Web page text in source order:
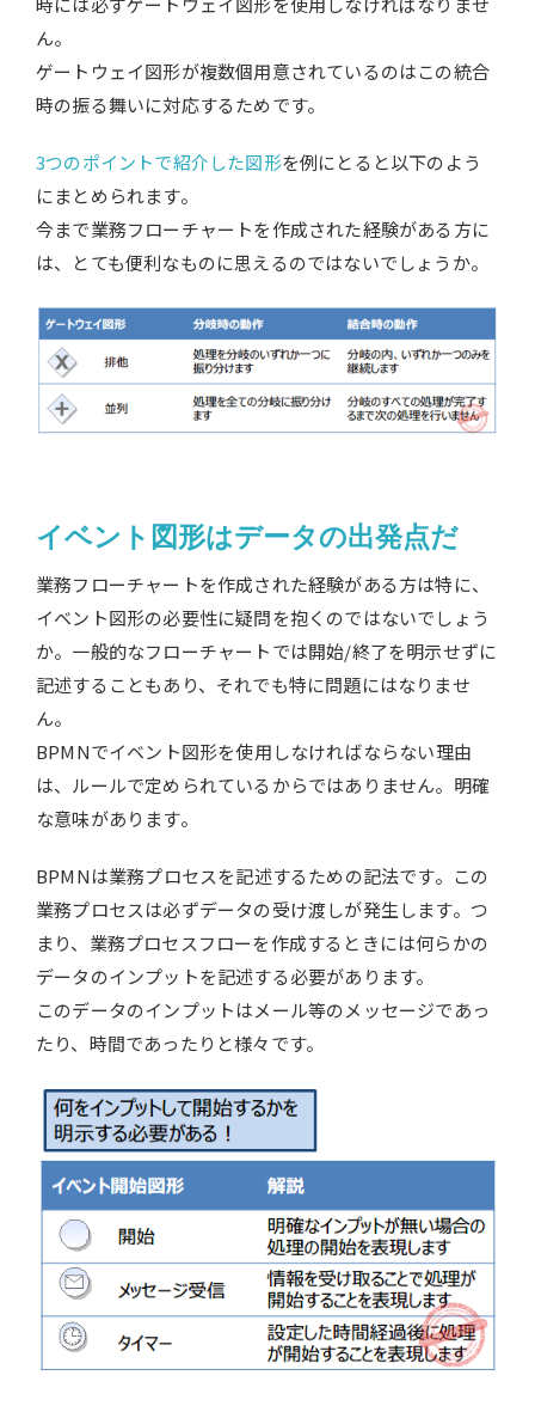
ん。
ゲートウェイ図形が複数個用意されているのはこの統合
時の振る舞いに対応するためです。
3つのポイントで紹介した図形を例にとると以下のよう
にまとめられます。
今まで業務フローチャートを作成された経験がある方に
は、とても便利なものに思えるのではないでしょうか。
イベント図形はデータの出発点だ
業務フローチャートを作成された経験がある方は特に、
イベント図形の必要性に疑問を抱くのではないでしょう
か。一般的なフローチャートでは開始/終了を明示せずに
記述することもあり、それでも特に問題にはなりませ
ん。
BPMNでイベント図形を使用しなければならない理由
は、ルールで定められているからではありません。明確
な意味があります。
BPMNは業務プロセスを記述するための記法です。この
業務プロセスは必ずデータの受け渡しが発生します。つ
まり、業務プロセスフローを作成するときには何らかの
データのインプットを記述する必要があります。
このデータのインプットはメール等のメッセージであっ
たり、時間であったりと様々です。